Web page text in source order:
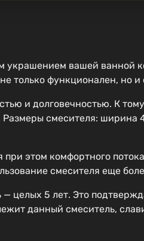
украшением вашей ванной
только функционален, но
и долговечностью. К
смесителя: ширина
этом комфортного
смесителя еще
целых 5 лет. Это
данный смеситель,